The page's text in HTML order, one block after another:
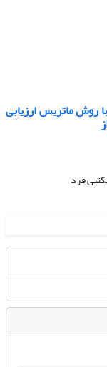
روش ماتریس ارزیابی
فرد